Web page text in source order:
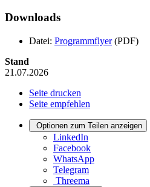
Downloads
Datei: Programmflyer(PDF)
Stand
21.07.2026
Seite drucken
Seite empfehlen
Optionen zum Teilen anzeigen
LinkedIn
Facebook
WhatsApp
Telegram
Threema